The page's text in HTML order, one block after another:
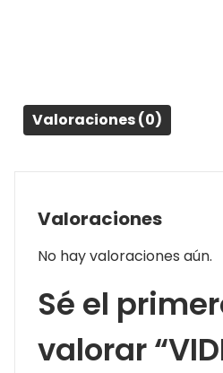
Valoraciones (0)
Valoraciones
No hay valoraciones aún.
Sé el
valorar